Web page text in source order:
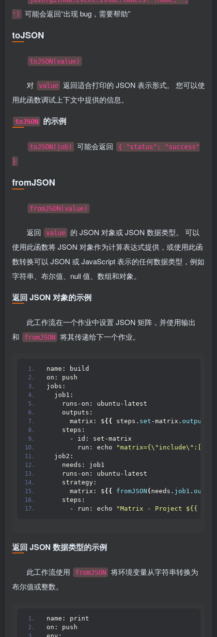
')
可能会返回“出现 bug，需要帮助”
toJSON
toJSON(value)
对 value
返回适合打印的 JSON 表示形式。 您可以使
用此函数调试上下文中提供的信息。
toJSON 的示例
toJSON(job) 可能会返回
{ "status": "success"
}
fromJSON
fromJSON(value)
返回 value
的 JSON 对象或 JSON 数据类型。 可以
使用此函数将 JSON 对象作为计算表达式提供，或使用此函
数转换可以 JSON 或 JavaScript 表示的任何数据类型，例如
字符串、布尔值、null 值、数组和对象。
返回 JSON 对象的示例
此工作流在一个作业中设置 JSON 矩阵，并使用输出
和
fromJSON 将其传递给下一个作业。
name: build
on: push
jobs:
  job1:
    runs-on: ubuntu-latest
    outputs:
      matrix: $
{{ steps. set -matrix. outputs
    steps:
      - id: set-matrix
        run: echo
  job2:
    needs: job1
    runs-on: ubuntu-latest
    strategy:
      matrix: $
{{ fromJSON ( needs. job1 .
    steps:
      - run: echo
"Matrix - Project ${{
返回 JSON 数据类型的示例
此工作流使用 fromJSON
将环境变量从字符串转换为
布尔值或整数。
name: print
on: push
env: